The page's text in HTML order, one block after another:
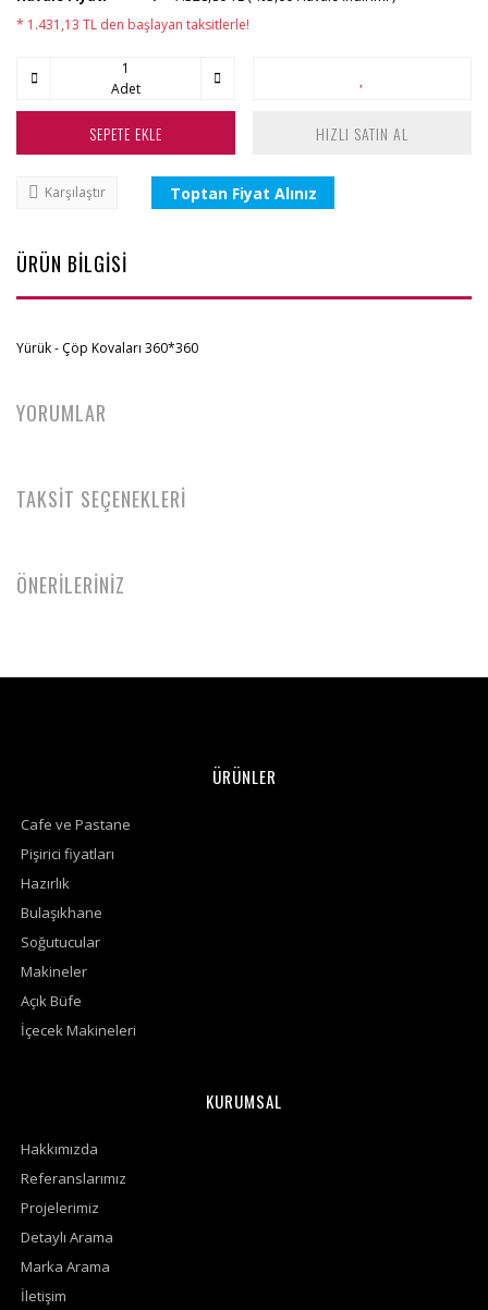
* 1.431,13 TL den başlayan taksitlerle!
Adet
SEPETE EKLE HIZLI SATIN AL
Karşılaştır Toptan Fiyat Alınız
ÜRÜN BİLGİSİ
Yürük - Çöp Kovaları 360*360
YORUMLAR
TAKSİT SEÇENEKLERİ
ÖNERİLERİNİZ
ÜRÜNLER
Cafe ve Pastane
Pişirici fiyatları
Hazırlık
Bulaşıkhane
Soğutucular
Makineler
Açık Büfe
İçecek Makineleri
KURUMSAL
Hakkımızda
Referanslarımız
Projelerimiz
Detaylı Arama
Marka Arama
İletişim